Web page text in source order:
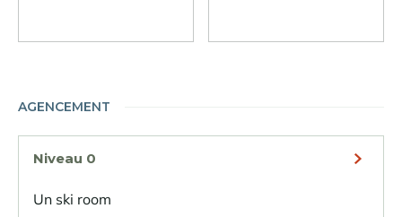
AGENCEMENT
Niveau 0
Un ski room